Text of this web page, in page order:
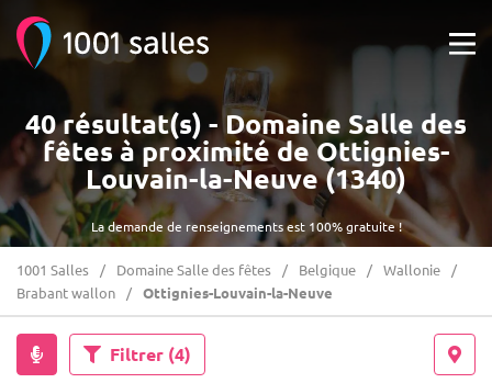
La demande de renseignements est 100% gratuite !
40 résultat(s) - Domaine Salle des
fêtes à proximité de Ottignies-
Louvain-la-Neuve (1340)
1001 Salles Domaine Salle des fêtes Belgique
Wallonie
Brabant wallon
Ottignies-Louvain-la-Neuve
Filtrer (4)